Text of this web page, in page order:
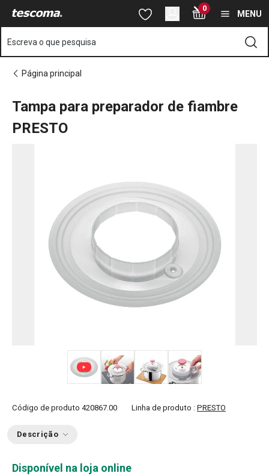
Está na página Tampa para preparador de fiambre PRESTO
Saltar para o conteúdo principal
Saltar para a pesquisa
Saltar para a navegação 0
MENU
Escreva o que pesquisa
Página principal
Tampa para preparador de fiambre
PRESTO
Código de produto 420867.00 Linha de produto : PRESTO
Descrição
Disponível na loja online